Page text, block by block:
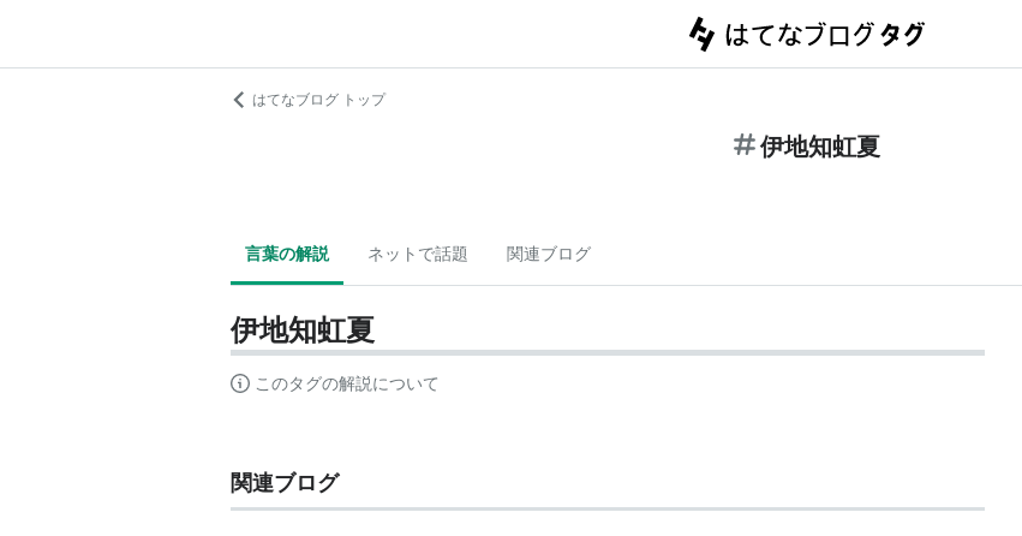
はてなブログ トップ
伊地知虹夏
言葉の解説 ネットで話題 関連ブログ
伊地知虹夏
このタグの解説について
関連ブログ